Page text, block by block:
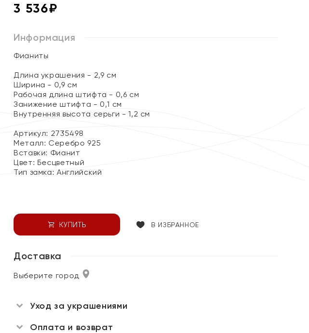
3 536₽
Информация
Фианиты
Длина украшения - 2,9 см
Ширина - 0,9 см
Рабочая длина штифта - 0,6 см
Занижение штифта - 0,1 см
Внутренняя высота серьги - 1,2 см
Артикул: 2735498
Металл: Серебро 925
Вставки: Фианит
Цвет: Бесцветный
Тип замка:Английский
КУПИТЬ В ИЗБРАННОЕ
Доставка
Выберите город
Уход за украшениями
Оплата и возврат